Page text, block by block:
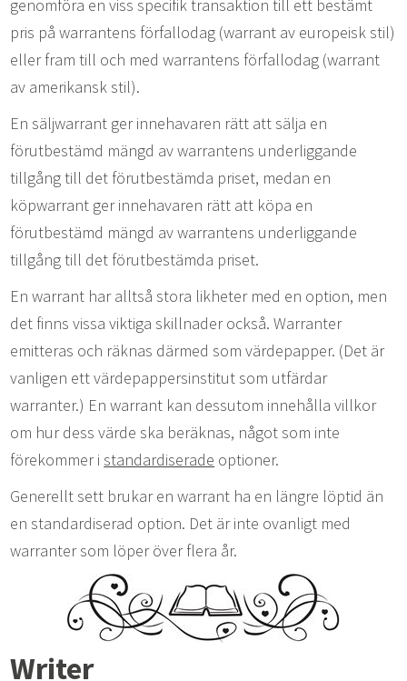
genomföra en viss specifik transaktion till ett bestämt
pris på warrantens förfallodag (warrant av europeisk stil)
eller fram till och med warrantens förfallodag (warrant
av amerikansk stil).
En säljwarrant ger innehavaren rätt att sälja en
förutbestämd mängd av warrantens underliggande
tillgång till det förutbestämda priset, medan en
köpwarrant ger innehavaren rätt att köpa en
förutbestämd mängd av warrantens underliggande
tillgång till det förutbestämda priset.
En warrant har alltså stora likheter med en option, men
det finns vissa viktiga skillnader också. Warranter
emitteras och räknas därmed som värdepapper. (Det är
vanligen ett värdepappersinstitut som utfärdar
warranter.) En warrant kan dessutom innehålla villkor
om hur dess värde ska beräknas, något som inte
förekommer istandardiserade optioner.
Generellt sett brukar en warrant ha en längre löptid än
en standardiserad option. Det är inte ovanligt med
warranter som löper över flera år.
Writer